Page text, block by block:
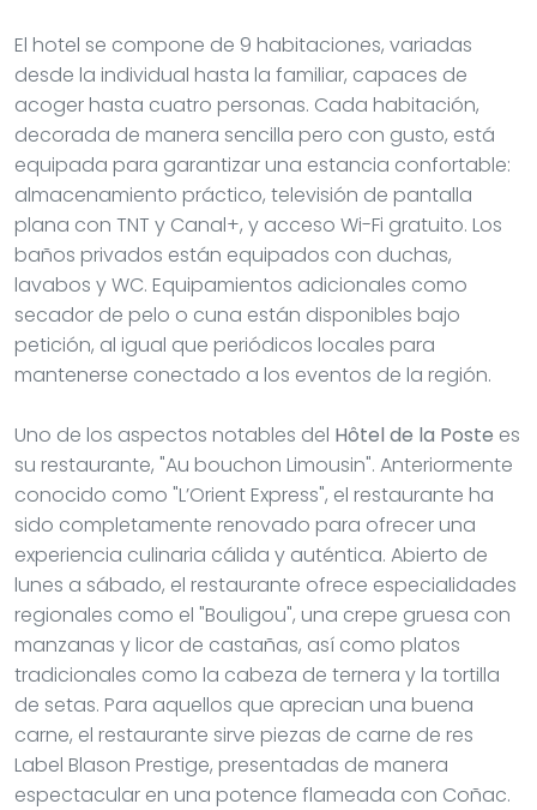
El hotel se compone de 9 habitaciones, variadas
desde la individual hasta la familiar, capaces de
acoger hasta cuatro personas. Cada habitación,
decorada de manera sencilla pero con gusto, está
equipada para garantizar una estancia confortable:
almacenamiento práctico, televisión de pantalla
plana con TNT y Canal+, y acceso Wi-Fi gratuito. Los
baños privados están equipados con duchas,
lavabos y WC. Equipamientos adicionales como
secador de pelo o cuna están disponibles bajo
petición, al igual que periódicos locales para
mantenerse conectado a los eventos de la región.
Uno de los aspectos notables del Hôtel de la Poste es
su restaurante, "Au bouchon Limousin". Anteriormente
conocido como "L’Orient Express", el restaurante ha
sido completamente renovado para ofrecer una
experiencia culinaria cálida y auténtica. Abierto de
lunes a sábado, el restaurante ofrece especialidades
regionales como el "Bouligou", una crepe gruesa con
manzanas y licor de castañas, así como platos
tradicionales como la cabeza de ternera y la tortilla
de setas. Para aquellos que aprecian una buena
carne, el restaurante sirve piezas de carne de res
Label Blason Prestige, presentadas de manera
espectacular en una potence flameada con Coñac.